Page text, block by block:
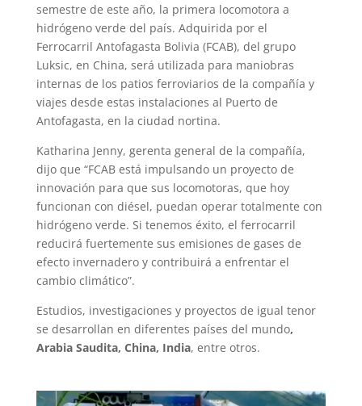
semestre de este año, la primera locomotora a
hidrógeno verde del país. Adquirida por el
Ferrocarril Antofagasta Bolivia (FCAB), del grupo
Luksic, en China, será utilizada para maniobras
internas de los patios ferroviarios de la compañía y
viajes desde estas instalaciones al Puerto de
Antofagasta, en la ciudad nortina.
Katharina Jenny, gerenta general de la compañía,
dijo que “FCAB está impulsando un proyecto de
innovación para que sus locomotoras, que hoy
funcionan con diésel, puedan operar totalmente con
hidrógeno verde. Si tenemos éxito, el ferrocarril
reducirá fuertemente sus emisiones de gases de
efecto invernadero y contribuirá a enfrentar el
cambio climático”.
Estudios, investigaciones y proyectos de igual tenor
se desarrollan en diferentes países del mundo,
Arabia Saudita, China, India, entre otros.